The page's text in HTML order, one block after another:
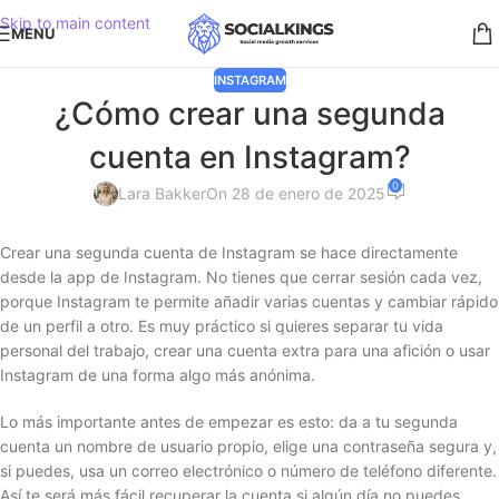
Skip to main content
MENU
INSTAGRAM
¿Cómo crear una segunda
cuenta en Instagram?
Lara BakkerOn 28 de enero de 2025 0
Crear una segunda cuenta de Instagram se hace directamente
desde la app de Instagram. No tienes que cerrar sesión cada vez,
porque Instagram te permite añadir varias cuentas y cambiar rápido
de un perfil a otro. Es muy práctico si quieres separar tu vida
personal del trabajo, crear una cuenta extra para una afición o usar
Instagram de una forma algo más anónima.
Lo más importante antes de empezar es esto: da a tu segunda
cuenta un nombre de usuario propio, elige una contraseña segura y,
si puedes, usa un correo electrónico o número de teléfono diferente.
Así te será más fácil recuperar la cuenta si algún día no puedes